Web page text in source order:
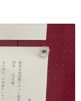
を見つけたので買
ナーない！地味に